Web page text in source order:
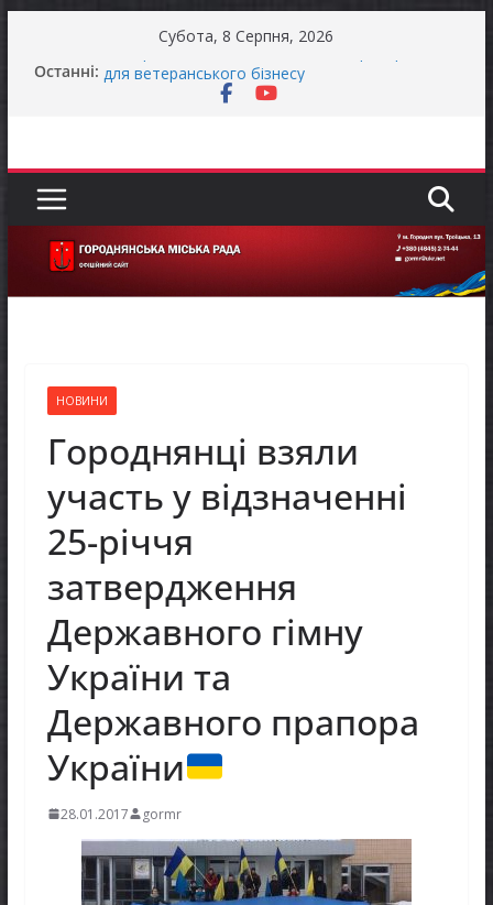
Субота, 8 Серпня, 2026
Останні: Як отримати компенсацію за товари, придбані
для ветеранського бізнесу
Уповноважений Верховної Ради України з
Захищай небо Чернігівщини!
Батьки майбутніх першокласників уже можуть
оформити «Пакунок школяра»
Останніми днями погода випробовує жителів
громади справжньою літньою спекою
НОВИНИ
Городнянці взяли
участь у відзначенні
25-річчя
затвердження
Державного гімну
України та
Державного прапора
України
28.01.2017 gormr